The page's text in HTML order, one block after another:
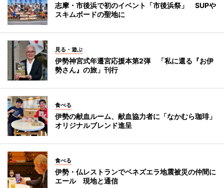
志摩・市後浜で初のイベント「市後浜祭」 SUPや
スキムボードの聖地に
見る・遊ぶ
伊勢神宮式年遷宮応援本第2弾 「私に還る『お伊
勢さん』の旅」刊行
食べる
伊勢の献血ルーム、献血協力者に「なかむら珈琲」
オリジナルブレンド進呈
食べる
伊勢・仏レストランでベネズエラ地震被災の仲間に
エール 現地と通信